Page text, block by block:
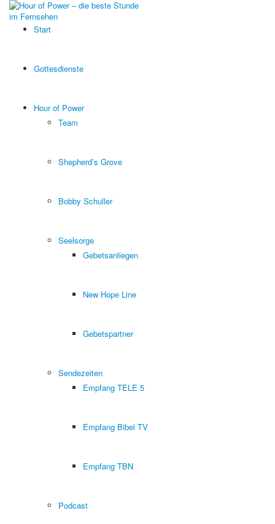
Start
Gottesdienste
Hour of Power
Team
Shepherd’s Grove
Bobby Schuller
Seelsorge
Gebetsanliegen
New Hope Line
Gebetspartner
Sendezeiten
Empfang TELE 5
Empfang Bibel TV
Empfang TBN
Podcast